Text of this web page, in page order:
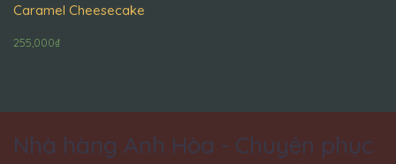
Caramel Cheesecake
255,000₫
Nhà hàng Anh Hòa - Chuyên phục